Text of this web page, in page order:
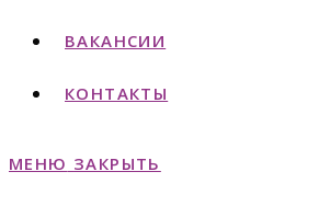
ВАКАНСИИ
КОНТАКТЫ
МЕНЮ ЗАКРЫТЬ